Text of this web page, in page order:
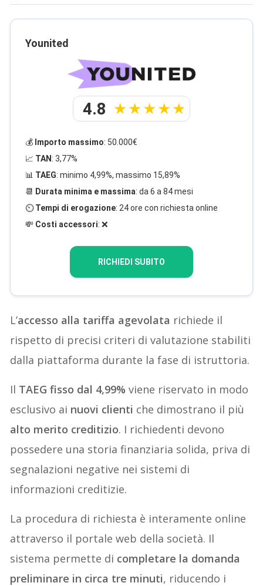
Younited
4.8
💰 Importo massimo: 50.000€
📈 TAN : 3,77%
📊 TAEG: minimo 4,99%, massimo 15,89%
📆 Durata minima e massima: da 6 a 84 mesi
⏲️Tempi di erogazione: 24 ore con richiesta online
💸 Costi accessori: ❌
RICHIEDI SUBITO
L’accesso alla tariffa agevolata richiede il
rispetto di precisi criteri di valutazione stabiliti
dalla piattaforma durante la fase di istruttoria.
Il TAEG fisso dal 4,99% viene riservato in modo
esclusivo ai nuovi clienti che dimostrano il più
alto merito creditizio. I richiedenti devono
possedere una storia finanziaria solida, priva di
segnalazioni negative nei sistemi di
informazioni creditizie.
La procedura di richiesta è interamente online
attraverso il portale web della società. Il
sistema permette di completare la domanda
preliminare in circa tre minuti, riducendo i